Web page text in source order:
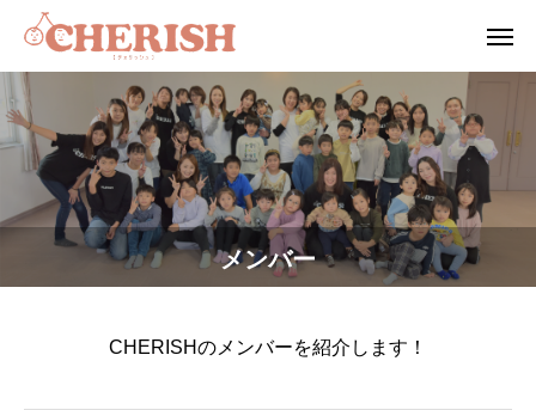
メンバー
CHERISHのメンバーを紹介します！